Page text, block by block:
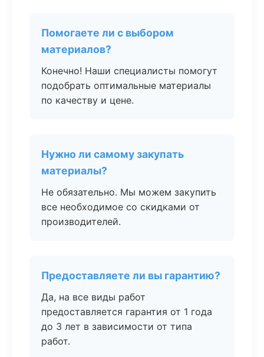
Помогаете ли с выбором
материалов?
Конечно! Наши специалисты помогут
подобрать оптимальные материалы
по качеству и цене.
Нужно ли самому закупать
материалы?
Не обязательно. Мы можем закупить
все необходимое со скидками от
производителей.
Предоставляете ли вы гарантию?
Да, на все виды работ
предоставляется гарантия от 1 года
до 3 лет в зависимости от типа
работ.